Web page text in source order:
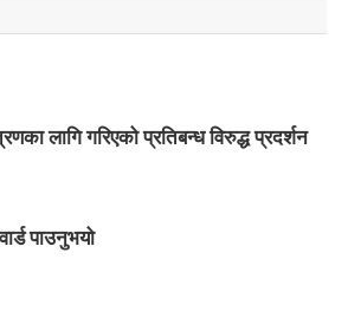
लागि गरिएको प्रतिबन्ध विरुद्ध प्रदर्शन
पाउनुभयो